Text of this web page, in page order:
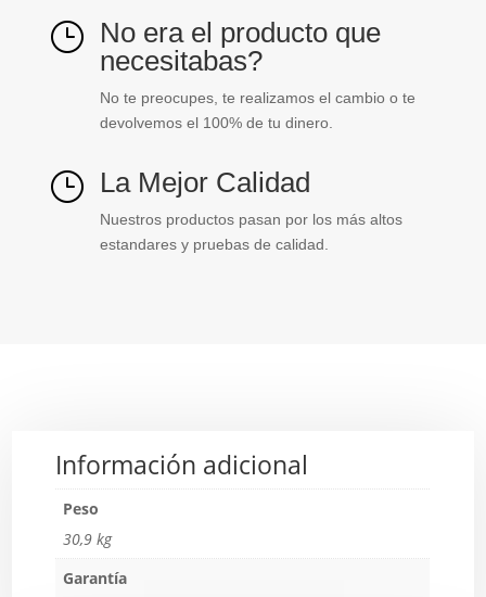
} No era el producto que
necesitabas?
No te preocupes, te realizamos el cambio o te
devolvemos el 100% de tu dinero.
} La Mejor Calidad
Nuestros productos pasan por los más altos
estandares y pruebas de calidad.
Información adicional
Peso
30,9 kg
Garantía